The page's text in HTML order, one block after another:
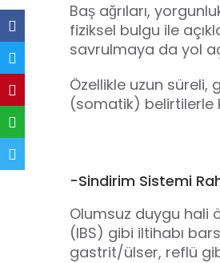
Baş ağrıları,
fiziksel bulgu ile
savrulmaya da yol
Özellikle uzun süreli,
(somatik) belirtilerle
-Sindirim Sistemi
Olumsuz duygu hali
(IBS) gibi iltihabı
gastrit/ülser, reflü